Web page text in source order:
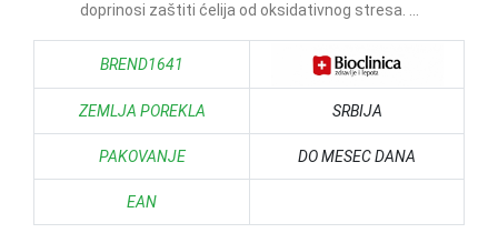
doprinosi zaštiti ćelija od oksidativnog stresa. ...
BREND1641
ZEMLJA POREKLA SRBIJA
PAKOVANJE DO MESEC DANA
EAN